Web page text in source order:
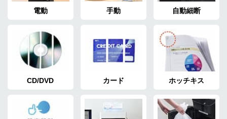
電動 手動 自動細断
CD/DVD カード ホッチキス